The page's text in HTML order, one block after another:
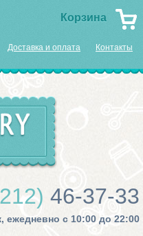
Корзина
Доставка и оплата Контакты
46-37-33
ежедневно с 10:00 до 22:00